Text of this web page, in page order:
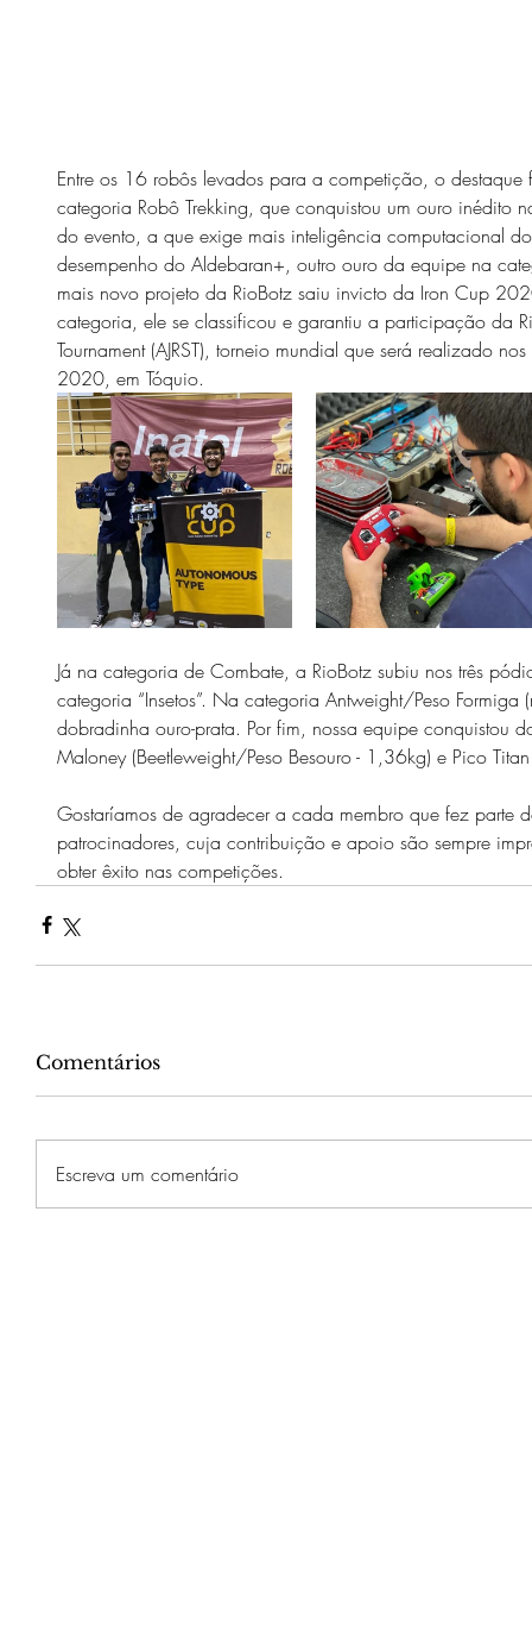
Entre os 16 robôs levados para a competição, o
categoria Robô Trekking, que conquistou um ouro inédito
do evento, a que exige mais inteligência computacional
desempenho do Aldebaran+, outro ouro da equipe na
mais novo projeto da RioBotz saiu invicto da Iron Cup
categoria, ele se classificou e garantiu a participação da
Tournament (AJRST), torneio mundial que será realizado
2020, em Tóquio.
Já na categoria de Combate, a RioBotz subiu nos três
categoria “Insetos”. Na categoria Antweight/Peso
dobradinha ouro-prata. Por fim, nossa equipe conquistou
Maloney (Beetleweight/Peso Besouro - 1,36kg) e Pico
Gostaríamos de agradecer a cada membro que fez parte
patrocinadores, cuja contribuição e apoio são sempre
obter êxito nas competições.
Comentários
Escreva um comentário